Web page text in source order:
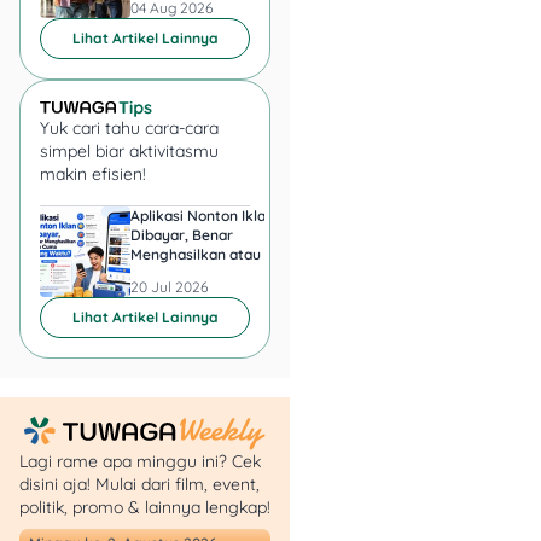
konsumsi, izin masuk lokasi
foto, dan biaya tak terduga.
Kenapa Foto
Itu Penting?
karena bukan cuma soal
dokumentasi, tapi juga soal
merayakan perjalanan
cinta kamu dan sang
kekasih. Bayangin, setiap
kali kamu membuka album
kembali merasakan betapa
spesialnya momen itu.
Selain itu, fotowedding juga
04 Aug 2026
Lihat Artikel Lainnya
Yuk cari tahu cara-cara
simpel biar aktivitasmu
makin efisien!
Aplikasi Nonton Iklan
Dibayar, Benar
Menghasilkan atau Cuma
20 Jul 2026
Lihat Artikel Lainnya
Lagi rame apa minggu ini? Cek
disini aja! Mulai dari film, event,
politik, promo & lainnya lengkap!